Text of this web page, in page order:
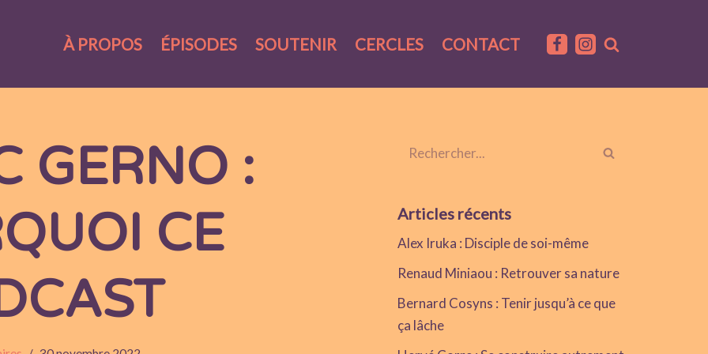
À PROPOS ÉPISODES SOUTENIR CERCLES CONTACT
GERNO :
CE
Articles récents
Alex Iruka : Disciple de soi-même
Renaud Miniaou : Retrouver sa nature
Bernard Cosyns : Tenir jusqu’à ce que
ça lâche